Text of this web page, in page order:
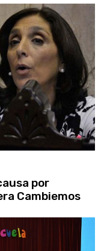
por
Cambiemos